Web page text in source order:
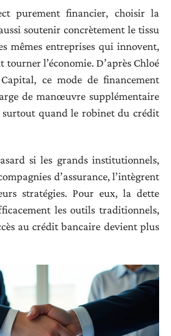
purement financier, choisir la
soutenir concrètement le tissu
mêmes entreprises qui innovent,
l’économie. D’après Chloé
ce mode de financement
de manœuvre supplémentaire
surtout quand le robinet du crédit
si les grands institutionnels,
d’assurance, l’intègrent
stratégies. Pour eux, la dette
les outils traditionnels,
au crédit bancaire devient plus